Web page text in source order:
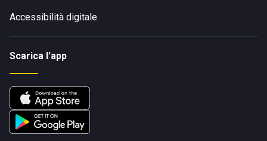
Accessibilità digitale
Scarica l'app